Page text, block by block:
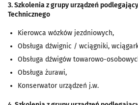
3. Szkolenia z grupy urządzeń
Technicznego
Kierowca wózków jezdniowych,
Obsługa dźwignic / wciągniki,
Obsługa dźwigów towarowo-
Obsługa żurawi,
Konserwator urządzeń j.w.